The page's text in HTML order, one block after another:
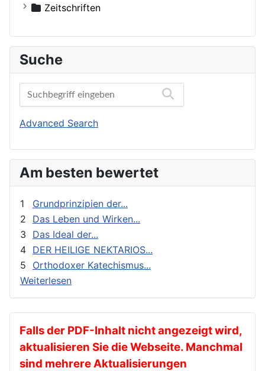
Russische Orthodoxe Kirche im Ausland
Agiographie (Viten)
Autokephale und autonome Kirchen
Beziehung und Ehe
Bibelwissenschaft
Biographien
Buchbesprechungen und Nachrichten
Exegese
Feste
Geistliches Leben
Geschichte
gnadenhafte Erscheinungen
Heilige
Ikonen
Kalender
Katechese
Kinder und Jugendarbeit
Zeitschriften
Der Frohbote
DOM
Orthodoxe Stimmen
Orthodoxes Franken
Orthodoxie Heute
Stimme der Orthodoxie
Suche
Advanced Search
Am besten bewertet
1
Grundprinzipien der...
2
Das Leben und Wirken...
3
Das Ideal der...
4 DER HEILIGE NEKTARIOS...
5
Orthodoxer Katechismus...
Weiterlesen
Falls der PDF-Inhalt nicht angezeigt wird,
aktualisieren Sie die Webseite. Manchmal
sind mehrere Aktualisierungen